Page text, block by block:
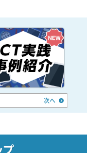
次へ